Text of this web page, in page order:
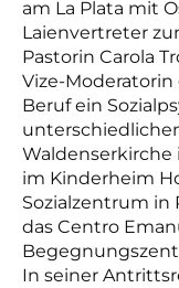
am La Plata mit
Laienvertreter
Pastorin Carola
Vize-
Beruf ein
im Kinderheim
Sozialzentrum in
das Centro
In seiner